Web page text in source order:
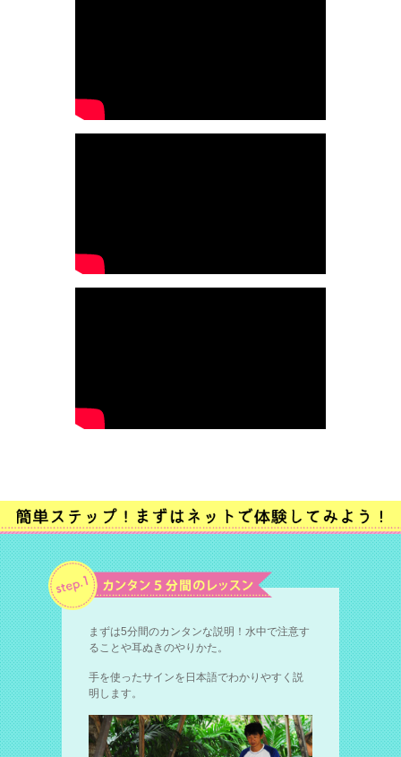
まずは5分間のカンタンな説明！水中で注意す
ることや耳ぬきのやりかた。
手を使ったサインを日本語でわかりやすく説
明します。